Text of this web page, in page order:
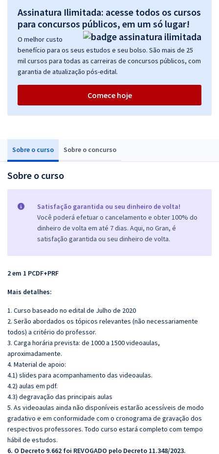
Sobre o curso Sobre o concurso
Sobre o curso
Satisfação garantida ou seu dinheiro de volta!
Você poderá efetuar o cancelamento e obter 100% do
dinheiro de volta em até 7 dias. Aqui, no Gran, é
satisfação garantida ou seu dinheiro de volta.
2 em 1 PCDF+PRF
Mais detalhes:
1. Curso baseado no edital de Julho de 2020
2. Serão abordados os tópicos relevantes (não necessariamente
todos) a critério do professor.
3. Carga horária prevista: de 1000 a 1500 videoaulas,
aproximadamente.
4. Material de apoio:
4.1) slides para acompanhamento das videoaulas.
4.2) aulas em pdf.
4.3) degravação das principais aulas
5. As videoaulas ainda não disponíveis estarão acessíveis de modo
gradativo e em conformidade com o cronograma de gravação dos
respectivos professores. Todo curso estará completo com tempo
hábil de estudos.
6. O Decreto 9.662 foi REVOGADO pelo Decreto 11.348/2023.
Assinatura Ilimitada: acesse todos os cursos
para concursos públicos, em um só lugar!
O melhor custo
benefício para os seus estudos e seu bolso. São mais de 25
mil cursos para todas as carreiras de concursos públicos, com
garantia de atualização pós-edital.
Comece hoje